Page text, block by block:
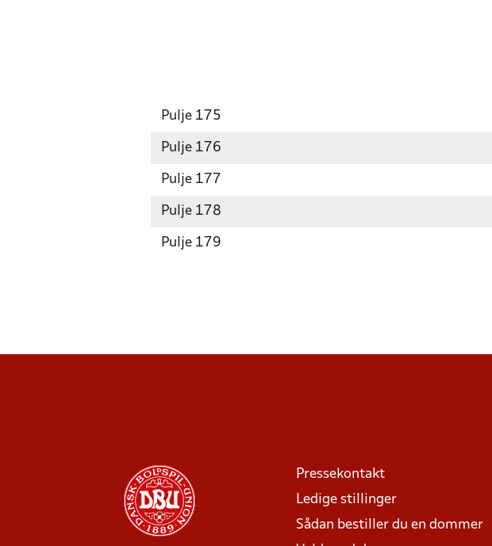
Pulje 175
Pulje 176
Pulje 177
Pulje 178
Pulje 179
Pressekontakt
Ledige stillinger
Sådan bestiller du en dommer